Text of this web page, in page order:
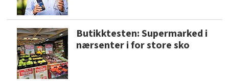
Butikktesten: Supermarked i
nærsenter i for store sko